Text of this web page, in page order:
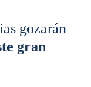
gozarán
gran